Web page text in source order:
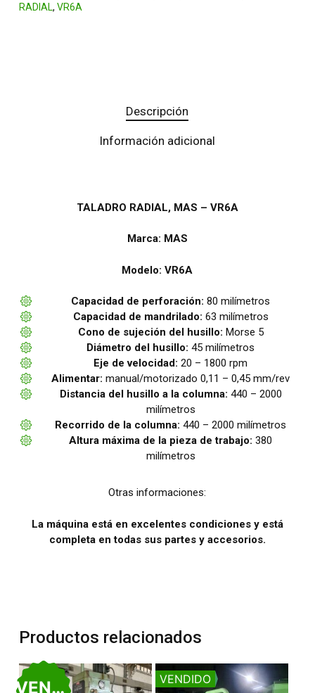
RADIAL, VR6A
Descripción
Información adicional
TALADRO RADIAL, MAS – VR6A
Marca: MAS
Modelo: VR6A
Capacidad de perforación: 80 milímetros
Capacidad de mandrilado: 63 milímetros
Cono de sujeción del husillo: Morse 5
Diámetro del husillo: 45 milímetros
Eje de velocidad: 20 – 1800 rpm
Alimentar: manual/motorizado 0,11 – 0,45 mm/rev
Distancia del husillo a la columna: 440 – 2000
milímetros
Recorrido de la columna: 440 – 2000 milímetros
Altura máxima de la pieza de trabajo: 380
milímetros
Otras informaciones:
La máquina está en excelentes condiciones y está
completa en todas sus partes y accesorios.
Productos relacionados
VENDIDO VENDIDO